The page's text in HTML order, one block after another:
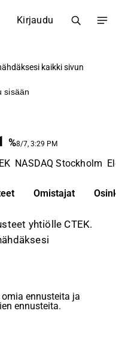
Kirjaudu
kaikki sivun
sisään
%8/7, 3:29 PM
NASDAQ Stockholm
Omistajat Osinko
yhtiölle CTEK.
ennusteita ja
ennusteita.